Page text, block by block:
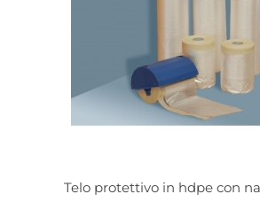
Telo protettivo in hdpe con